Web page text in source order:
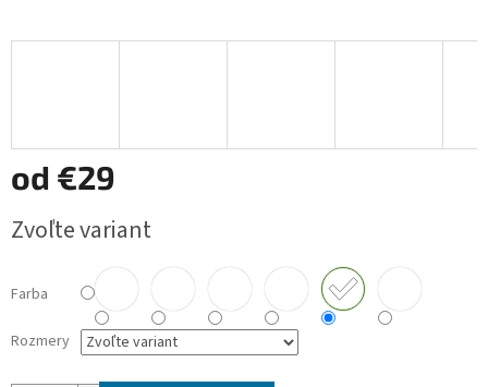
od €29
cena:
Zvoľte variant
Farba
Rozmery